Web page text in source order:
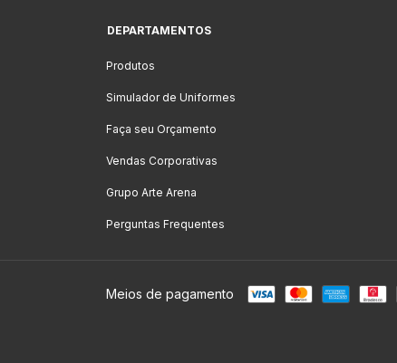
DEPARTAMENTOS
Produtos
Simulador de Uniformes
Faça seu Orçamento
Vendas Corporativas
Grupo Arte Arena
Perguntas Frequentes
Meios de pagamento